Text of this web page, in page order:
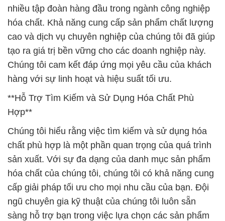
nhiều tập đoàn hàng đầu trong ngành công nghiệp
hóa chất. Khả năng cung cấp sản phẩm chất lượng
cao và dịch vụ chuyên nghiệp của chúng tôi đã giúp
tạo ra giá trị bền vững cho các doanh nghiệp này.
Chúng tôi cam kết đáp ứng mọi yêu cầu của khách
hàng với sự linh hoạt và hiệu suất tối ưu.
**Hỗ Trợ Tìm Kiếm và Sử Dụng Hóa Chất Phù
Hợp**
Chúng tôi hiểu rằng việc tìm kiếm và sử dụng hóa
chất phù hợp là một phần quan trọng của quá trình
sản xuất. Với sự đa dạng của danh mục sản phẩm
hóa chất của chúng tôi, chúng tôi có khả năng cung
cấp giải pháp tối ưu cho mọi nhu cầu của bạn. Đội
ngũ chuyên gia kỹ thuật của chúng tôi luôn sẵn
sàng hỗ trợ bạn trong việc lựa chọn các sản phẩm